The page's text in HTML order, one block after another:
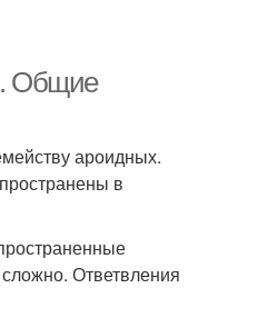
Общие
ароидных.
в
Ответвления